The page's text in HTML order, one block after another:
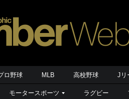
ロ野球 MLB 高校野球 Jリ
モータースポーツ ラグビー